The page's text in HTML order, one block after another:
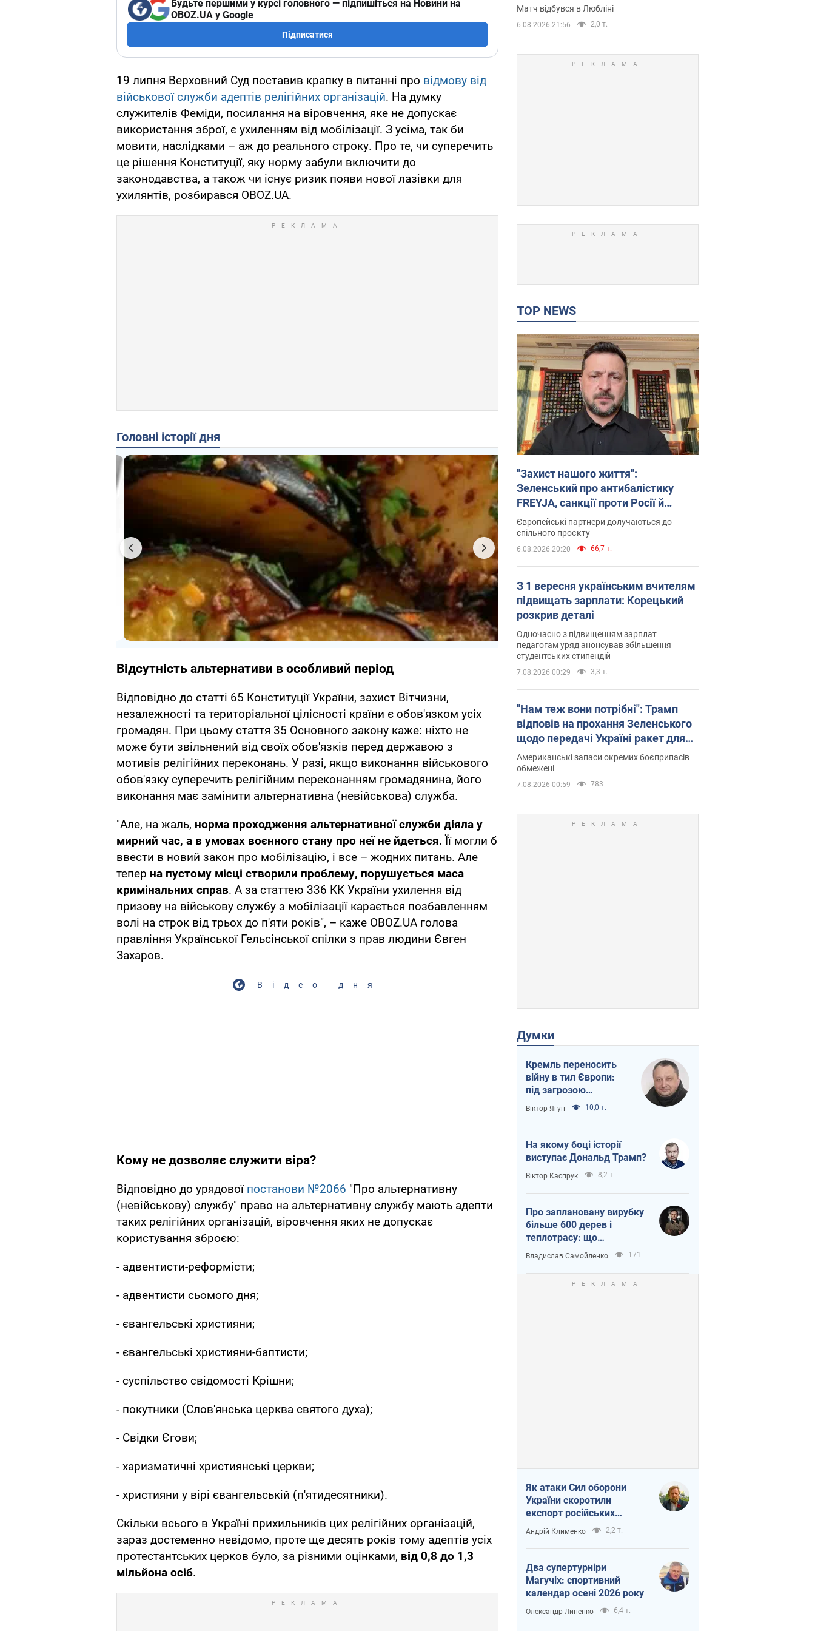
Будьте першими у курсі головного — підпишіться на Новини на
OBOZ.UA у Google
Підписатися
19 липня Верховний Суд поставив крапку в питанні про відмову від
військової служби адептів релігійних організацій. На думку
служителів Феміди, посилання на віровчення, яке не допускає
використання зброї, є ухиленням від мобілізації. З усіма, так би
мовити, наслідками – аж до реального строку. Про те, чи суперечить
це рішення Конституції, яку норму забули включити до
законодавства, а також чи існує ризик появи нової лазівки для
ухилянтів, розбирався OBOZ.UA.
Головні історії дня
Відсутність альтернативи в особливий період
Відповідно до статті 65 Конституції України, захист Вітчизни,
незалежності та територіальної цілісності країни є обов'язком усіх
громадян. При цьому стаття 35 Основного закону каже: ніхто не
може бути звільнений від своїх обов'язків перед державою з
мотивів релігійних переконань. У разі, якщо виконання військового
обов'язку суперечить релігійним переконанням громадянина, його
виконання має замінити альтернативна (невійськова) служба.
"Але, на жаль, норма проходження альтернативної служби діяла у
мирний час, а в умовах воєнного стану про неї не йдеться. Її могли б
ввести в новий закон про мобілізацію, і все – жодних питань. Але
тепер на пустому місці створили проблему, порушується маса
кримінальних справ. А за статтею 336 КК України ухилення від
призову на військову службу з мобілізації карається позбавленням
волі на строк від трьох до п'яти років", – каже OBOZ.UA голова
правління Української Гельсінської спілки з прав людини Євген
Захаров.
Відео дня
Кому не дозволяє служити віра?
Відповідно до урядової постанови №2066 "Про альтернативну
(невійськову) службу" право на альтернативну службу мають адепти
таких релігійних організацій, віровчення яких не допускає
користування зброєю:
- адвентисти-реформісти;
- адвентисти сьомого дня;
- євангельські християни;
- євангельські християни-баптисти;
- суспільство свідомості Крішни;
- покутники (Слов'янська церква святого духа);
- Свідки Єгови;
- харизматичні християнські церкви;
- християни у вірі євангельській (п'ятидесятники).
Скільки всього в Україні прихильників цих релігійних організацій,
зараз достеменно невідомо, проте ще десять років тому адептів усіх
протестантських церков було, за різними оцінками, від 0,8 до 1,3
мільйона осіб.
Матч відбувся в Любліні
6.08.2026 21:56 2,0 т.
TOP NEWS
"Захист нашого життя":
Зеленський про антибалістику
FREYJA, санкції проти Росії й
підтримку аграріїв. Відео
Європейські партнери долучаються до
спільного проєкту
6.08.2026 20:20 66,7 т.
З 1 вересня українським вчителям
підвищать зарплати: Корецький
розкрив деталі
Одночасно з підвищенням зарплат
педагогам уряд анонсував збільшення
студентських стипендій
7.08.2026 00:29 3,3 т.
"Нам теж вони потрібні": Трамп
відповів на прохання Зеленського
щодо передачі Україні ракет для
Patriot
Американські запаси окремих боєприпасів
обмежені
7.08.2026 00:59 783
Думки
Кремль переносить
війну в тил Європи:
під загрозою
критична логістика
Віктор Ягун 10,0 т.
На якому боці історії
виступає Дональд Трамп?
Віктор Каспрук 8,2 т.
Про заплановану вирубку
більше 600 дерев і
теплотрасу: що
відбувається на Теремках
у Києві
Владислав Самойленко 171
Як атаки Сил оборони
України скоротили
експорт російських
нафтопродуктів
Андрій Клименко 2,2 т.
Два супертурніри
Магучіх: спортивний
календар осені 2026 року
Олександр Липенко 6,4 т.